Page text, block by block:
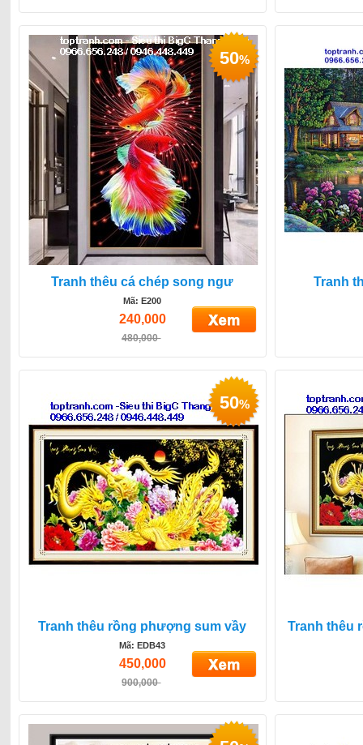
Tranh thêu cá chép song ngư
Mã: E200
240,000
480,000
50%
Tranh
Tranh thêu rồng phượng sum vầy
Mã: EDB43
450,000
900,000
50%
Tranh thêu